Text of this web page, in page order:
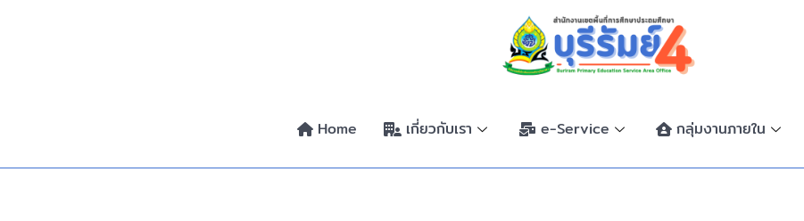
Home เกี่ยวกับเรา e-Service กลุ่มงานภายใน